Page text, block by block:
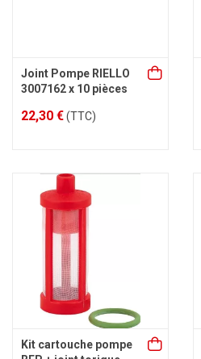
Joint Pompe RIELLO
3007162 x 10 pièces
22,30 €(TTC)
Kit cartouche pompe